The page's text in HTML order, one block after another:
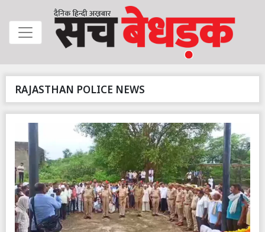
RAJASTHAN POLICE NEWS